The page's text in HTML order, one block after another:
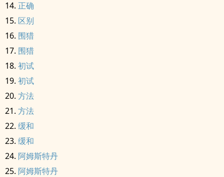
正确
区别
围猎
围猎
初试
初试
方法
方法
缓和
缓和
阿姆斯特丹
阿姆斯特丹